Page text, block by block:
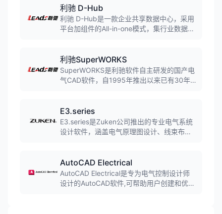
件与EPLAN Electric P8无缝集成，实现从设
计到制造的一体化解决方案。
利驰 D-Hub
利驰 D-Hub是一款企业共享数据中心，采用
平台加组件的All-in-one模式，集行业数据共
量最大的SaaS软件平台。
利驰SuperWORKS
SuperWORKS是利驰软件自主研发的国产电
气CAD软件，自1995年推出以来已有30年
中望CAD、浩辰CAD等主流CAD平台，广泛
应用于电力设备制造、电气成套厂等行业。
E3.series
E3.series是Zuken公司推出的专业电气系统
设计软件，涵盖电气原理图设计、线束布
化等领域。
AutoCAD Electrical
AutoCAD Electrical是专为电气控制设计师
设计的AutoCAD软件,可帮助用户创建和优化